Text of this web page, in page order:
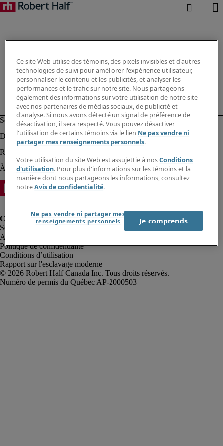
Alerte à la fraude
Politique de confidentialité
Conditions d’utilisation
Rapport sur l'esclavage moderne
Robert Half Canada Inc. Tous droits réservés.
Ce site Web utilise des témoins, des pixels invisibles et d'autres
technologies de suivi pour améliorer l'expérience utilisateur,
personnaliser le contenu et les publicités, et analyser les
performances et le trafic sur notre site. Nous partageons
également des informations sur votre utilisation de notre site
avec nos partenaires de médias sociaux, de publicité et
d'analyse. Si nous avons détecté un signal de préférence de
désactivation, il sera respecté. Vous pouvez désactiver
l'utilisation de certains témoins via le lien Ne pas vendre ni
partager mes renseignements personnels.
Votre utilisation du site Web est assujettie à nosConditions
d'utilisation. Pour plus d'informations sur les témoins et la
manière dont nous partageons les informations, consultez
notreAvis de confidentialité.
Ne pas vendre ni partager mes
renseignements personnels
Je comprends